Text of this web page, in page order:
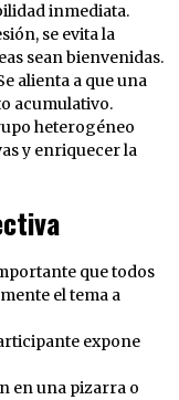
inmediata.
se evita la
sean bienvenidas.
alienta a que una
acumulativo.
heterogéneo
y enriquecer la
que todos
el tema a
expone
en una pizarra o